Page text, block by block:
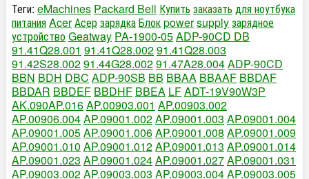
Теги: eMachines Packard Bell Купить заказать для ноутбука
питанияAcerАсерзарядкаБлокpowersupplyзарядное
устройствоGeatway PA-1900-05ADP-90CD DB
91.41Q28.001 91.41Q28.00291.41Q28.003
91.42S28.00291.44G28.00291.47A28.004ADP-90CD
BBN BDH DBC ADP-90SB BB BBAA BBAAF BBDAF
BBDAR BBDEF BBDHF BBEA LFADT-19V90W3P
AK.090AP.016AP.00903.001 AP.00903.002
AP.00906.004AP.09001.002AP.09001.003 AP.09001.004
AP.09001.005AP.09001.006AP.09001.008 AP.09001.009
AP.09001.010 AP.09001.012AP.09001.013 AP.09001.014
AP.09001.023 AP.09001.024AP.09001.027AP.09001.031
AP.09003.002AP.09003.003 AP.09003.004AP.09003.005